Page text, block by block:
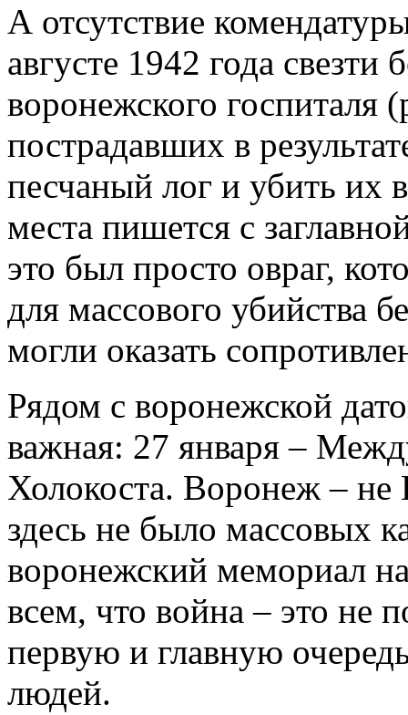
А отсутствие
августе 1942 года свезти
воронежского госпиталя
пострадавших в
песчаный лог и убить их
места пишется с
это был просто овраг,
для массового убийства
могли оказать
Рядом с воронежской
важная: 27 января –
Холокоста. Воронеж – не
здесь не было массовых
воронежский мемориал
всем, что вой­на – это не
первую и главную
людей.